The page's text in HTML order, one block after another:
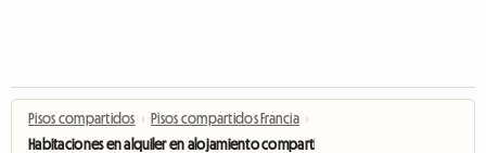
Pisos compartidos › Pisos compartidos Francia ›
Habitaciones en alquiler en alojamiento compartido en el centro de la ciudad